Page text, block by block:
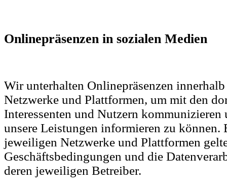
Onlinepräsenzen in sozialen Medien
Wir unterhalten Onlinepräsenzen
Netzwerke und Plattformen, um mit den
Interessenten und Nutzern kommunizieren
unsere Leistungen informieren zu können.
jeweiligen Netzwerke und Plattformen
Geschäftsbedingungen und die
deren jeweiligen Betreiber.